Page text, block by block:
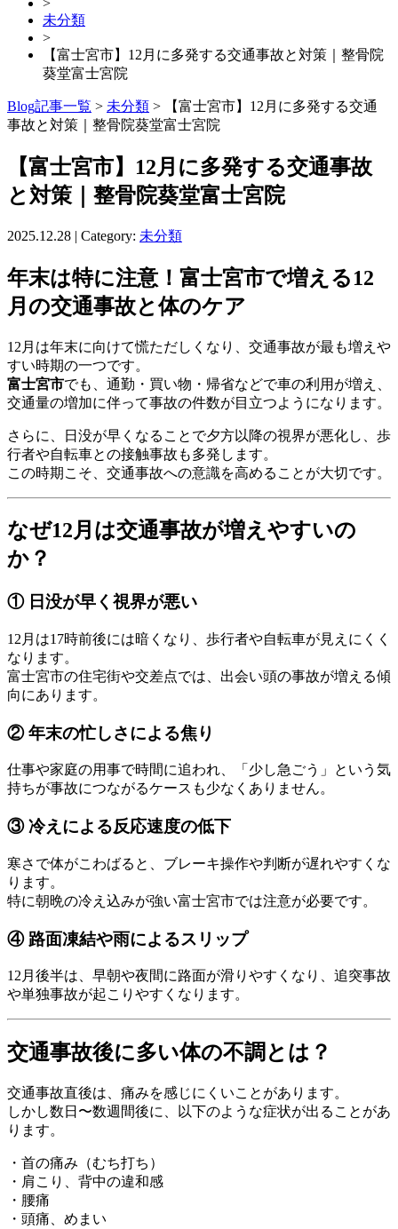
未分類
>
【富士宮市】12月に多発する交通事故と対策｜整骨院
葵堂富士宮院
Blog記事一覧 > 未分類 > 【富士宮市】12月に多発する交通
事故と対策｜整骨院葵堂富士宮院
【富士宮市】12月に多発する交通事故
と対策｜整骨院葵堂富士宮院
2025.12.28 | Category: 未分類
年末は特に注意！富士宮市で増える12
月の交通事故と体のケア
12月は年末に向けて慌ただしくなり、交通事故が最も増えや
すい時期の一つです。
富士宮市でも、通勤・買い物・帰省などで車の利用が増え、
交通量の増加に伴って事故の件数が目立つようになります。
さらに、日没が早くなることで夕方以降の視界が悪化し、歩
行者や自転車との接触事故も多発します。
この時期こそ、交通事故への意識を高めることが大切です。
なぜ12月は交通事故が増えやすいの
か？
① 日没が早く視界が悪い
12月は17時前後には暗くなり、歩行者や自転車が見えにくく
なります。
富士宮市の住宅街や交差点では、出会い頭の事故が増える傾
向にあります。
② 年末の忙しさによる焦り
仕事や家庭の用事で時間に追われ、「少し急ごう」という気
持ちが事故につながるケースも少なくありません。
③ 冷えによる反応速度の低下
寒さで体がこわばると、ブレーキ操作や判断が遅れやすくな
ります。
特に朝晩の冷え込みが強い富士宮市では注意が必要です。
④ 路面凍結や雨によるスリップ
12月後半は、早朝や夜間に路面が滑りやすくなり、追突事故
や単独事故が起こりやすくなります。
交通事故後に多い体の不調とは？
交通事故直後は、痛みを感じにくいことがあります。
しかし数日〜数週間後に、以下のような症状が出ることがあ
ります。
・首の痛み（むち打ち）
・肩こり、背中の違和感
・腰痛
・頭痛、めまい